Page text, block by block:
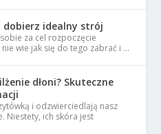
dobierz idealny strój
za cel rozpoczęcie
wie jak się do tego zabrać i …
dłoni? Skuteczne
i odzwierciedlają nasz
Niestety, ich skóra jest